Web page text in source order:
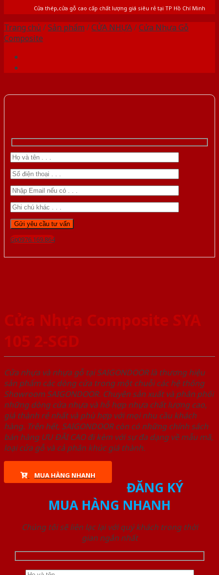
Cửa thép,cửa gỗ cao cấp chất lượng giá siêu rẻ tại TP Hồ Chí Minh
Trang chủ /Sản phẩm /CỬA NHỰA/Cửa Nhựa Gỗ
Composite
Gọi 0976.169.864
Cửa Nhựa Composite SYA
105 2-SGD
Cửa nhựa và nhựa gỗ tại SAIGONDOOR là thương hiệu
sản phẩm các dòng cửa trong một chuỗi các hệ thống
Showroom SAIGONDOOR. Chuyên sản xuất và phân phối
những dòng cửa nhựa và hỗ hợp nhựa chất lượng cao,
giá thành rẻ nhất và phù hợp với mọi nhu cầu khách
hàng. Trên hết, SAIGONDOOR còn có những chính sách
bán hàng ƯU ĐÃI CAO đi kèm với sự đa dạng về mẫu mã,
loại cửa gỗ và cả phân khúc giá thành.
MUA HÀNG NHANH
ĐĂNG KÝ
MUA HÀNG NHANH
Chúng tôi sẽ liên lạc lại với quý khách trong thời
gian ngắn nhất